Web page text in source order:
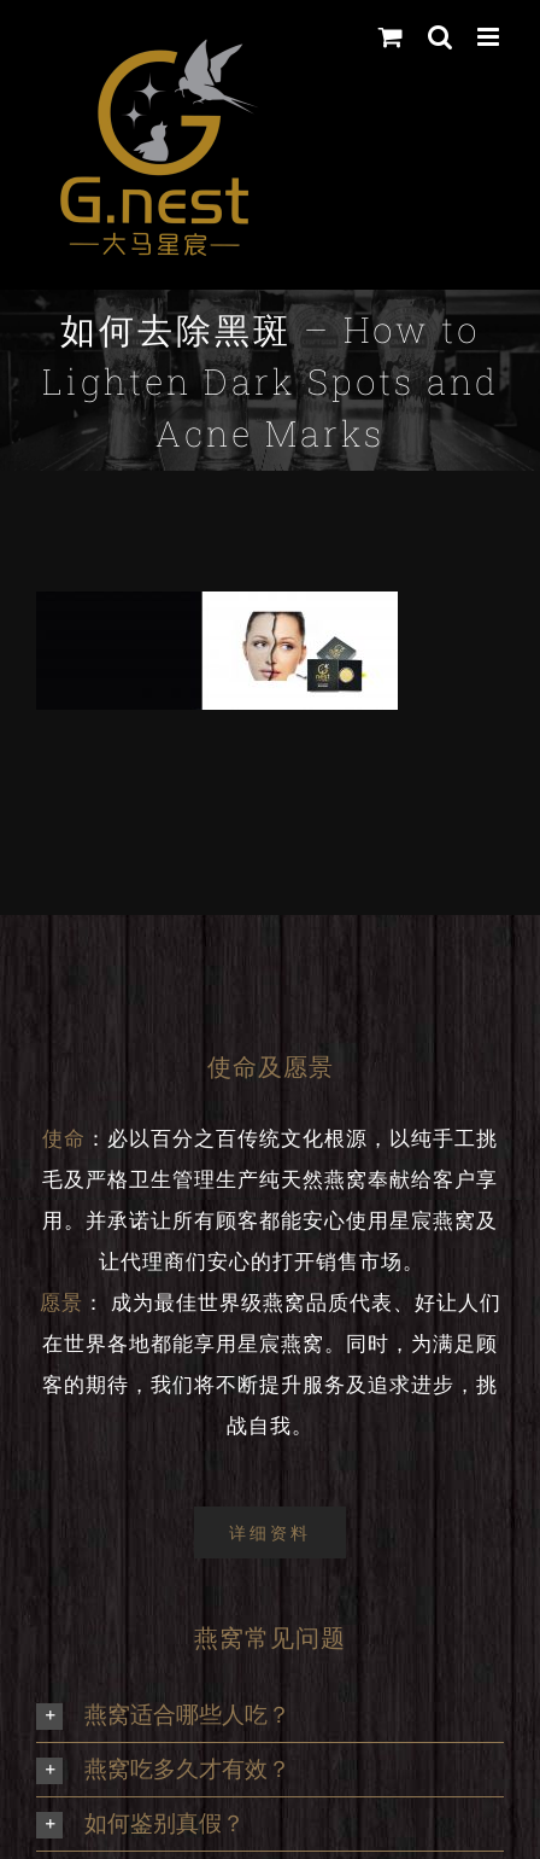
如何去除黑斑 – How to
Lighten Dark Spots and
Acne Marks
使命及愿景
使命 ： 必以百分之百传统文化根源，以纯手工挑
毛及严格卫生管理生产纯天然燕窝奉献给客户享
用。并承诺让所有顾客都能安心使用星宸燕窝及
让代理商们安心的打开销售市场。
愿景 ：
成为最佳世界级燕窝品质代表、好让人们
在世界各地都能享用星宸燕窝。同时，为满足顾
客的期待，我们将不断提升服务及追求进步，挑
战自我。
详细资料
燕窝常见问题
燕窝适合哪些人吃？
燕窝吃多久才有效？
如何鉴别真假？